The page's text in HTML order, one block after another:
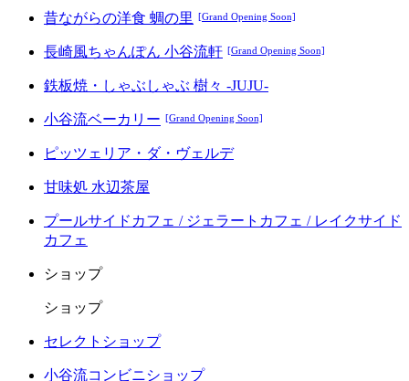
昔ながらの洋食 蜩の里 [Grand Opening Soon]
長崎風ちゃんぽん 小谷流軒 [Grand Opening Soon]
鉄板焼・しゃぶしゃぶ 樹々 -JUJU-
小谷流ベーカリー [Grand Opening Soon]
ピッツェリア・ダ・ヴェルデ
甘味処 水辺茶屋
プールサイドカフェ / ジェラートカフェ / レイクサイド
カフェ
ショップ
ショップ
セレクトショップ
小谷流コンビニショップ